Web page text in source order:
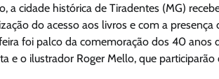
a cidade histórica de Tiradentes (MG)
do acesso aos livros e com a
foi palco da comemoração dos 40
e o ilustrador Roger Mello, que